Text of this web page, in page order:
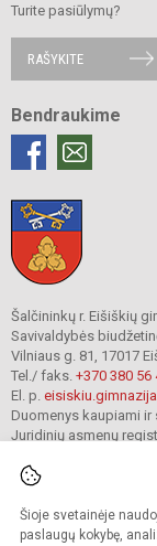
Šioje svetainėje
paslaugų kokybę,
Turite pasiūlymų?
RAŠYKITE
Bendraukime
Šalčininkų r. Eišiškių
Savivaldybės
Vilniaus g. 81, 17017
Tel./ faks. +370 380 56
El. p.
Duomenys kaupiami ir
Juridinių asmenų
© 2024.